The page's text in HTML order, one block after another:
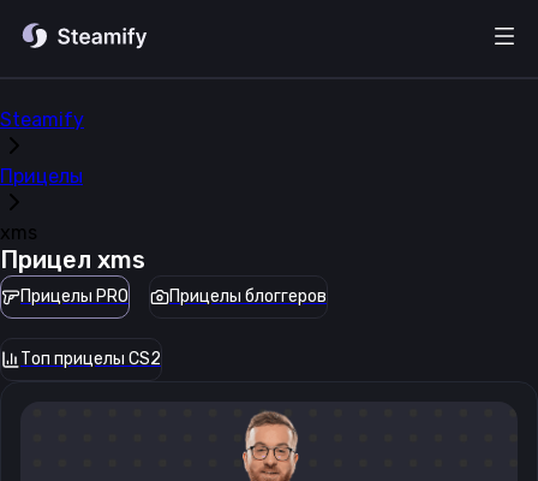
Steamify
Прицелы
xms
Прицел xms
Прицелы PRO Прицелы блоггеров
Топ прицелы CS2